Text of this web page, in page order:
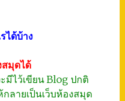
ได้บ้าง
สมุดได้
มีไว้เขียน Blog ปกติ
ลายเป็นเว็บห้องสมุด